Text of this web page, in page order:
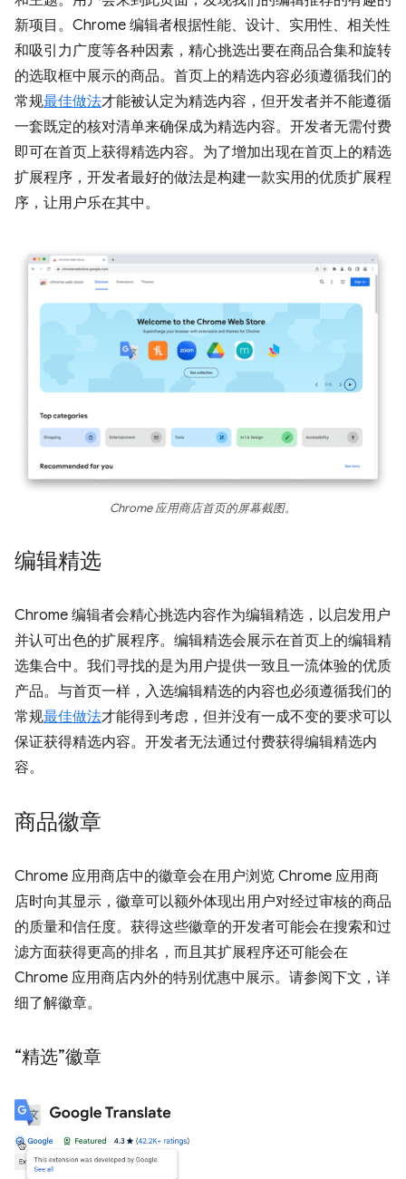
新项目。Chrome 编辑者根据性能、设计、实用性、相关性
和吸引力广度等各种因素，精心挑选出要在商品合集和旋转
的选取框中展示的商品。首页上的精选内容必须遵循我们的
常规最佳做法才能被认定为精选内容，但开发者并不能遵循
一套既定的核对清单来确保成为精选内容。开发者无需付费
即可在首页上获得精选内容。为了增加出现在首页上的精选
扩展程序，开发者最好的做法是构建一款实用的优质扩展程
序，让用户乐在其中。
Chrome 应用商店首页的屏幕截图。
编辑精选
Chrome 编辑者会精心挑选内容作为编辑精选，以启发用户
并认可出色的扩展程序。编辑精选会展示在首页上的编辑精
选集合中。我们寻找的是为用户提供一致且一流体验的优质
产品。与首页一样，入选编辑精选的内容也必须遵循我们的
常规最佳做法才能得到考虑，但并没有一成不变的要求可以
保证获得精选内容。开发者无法通过付费获得编辑精选内
容。
商品徽章
Chrome 应用商店中的徽章会在用户浏览 Chrome 应用商
店时向其显示，徽章可以额外体现出用户对经过审核的商品
的质量和信任度。获得这些徽章的开发者可能会在搜索和过
滤方面获得更高的排名，而且其扩展程序还可能会在
Chrome 应用商店内外的特别优惠中展示。请参阅下文，详
细了解徽章。
“精选”徽章